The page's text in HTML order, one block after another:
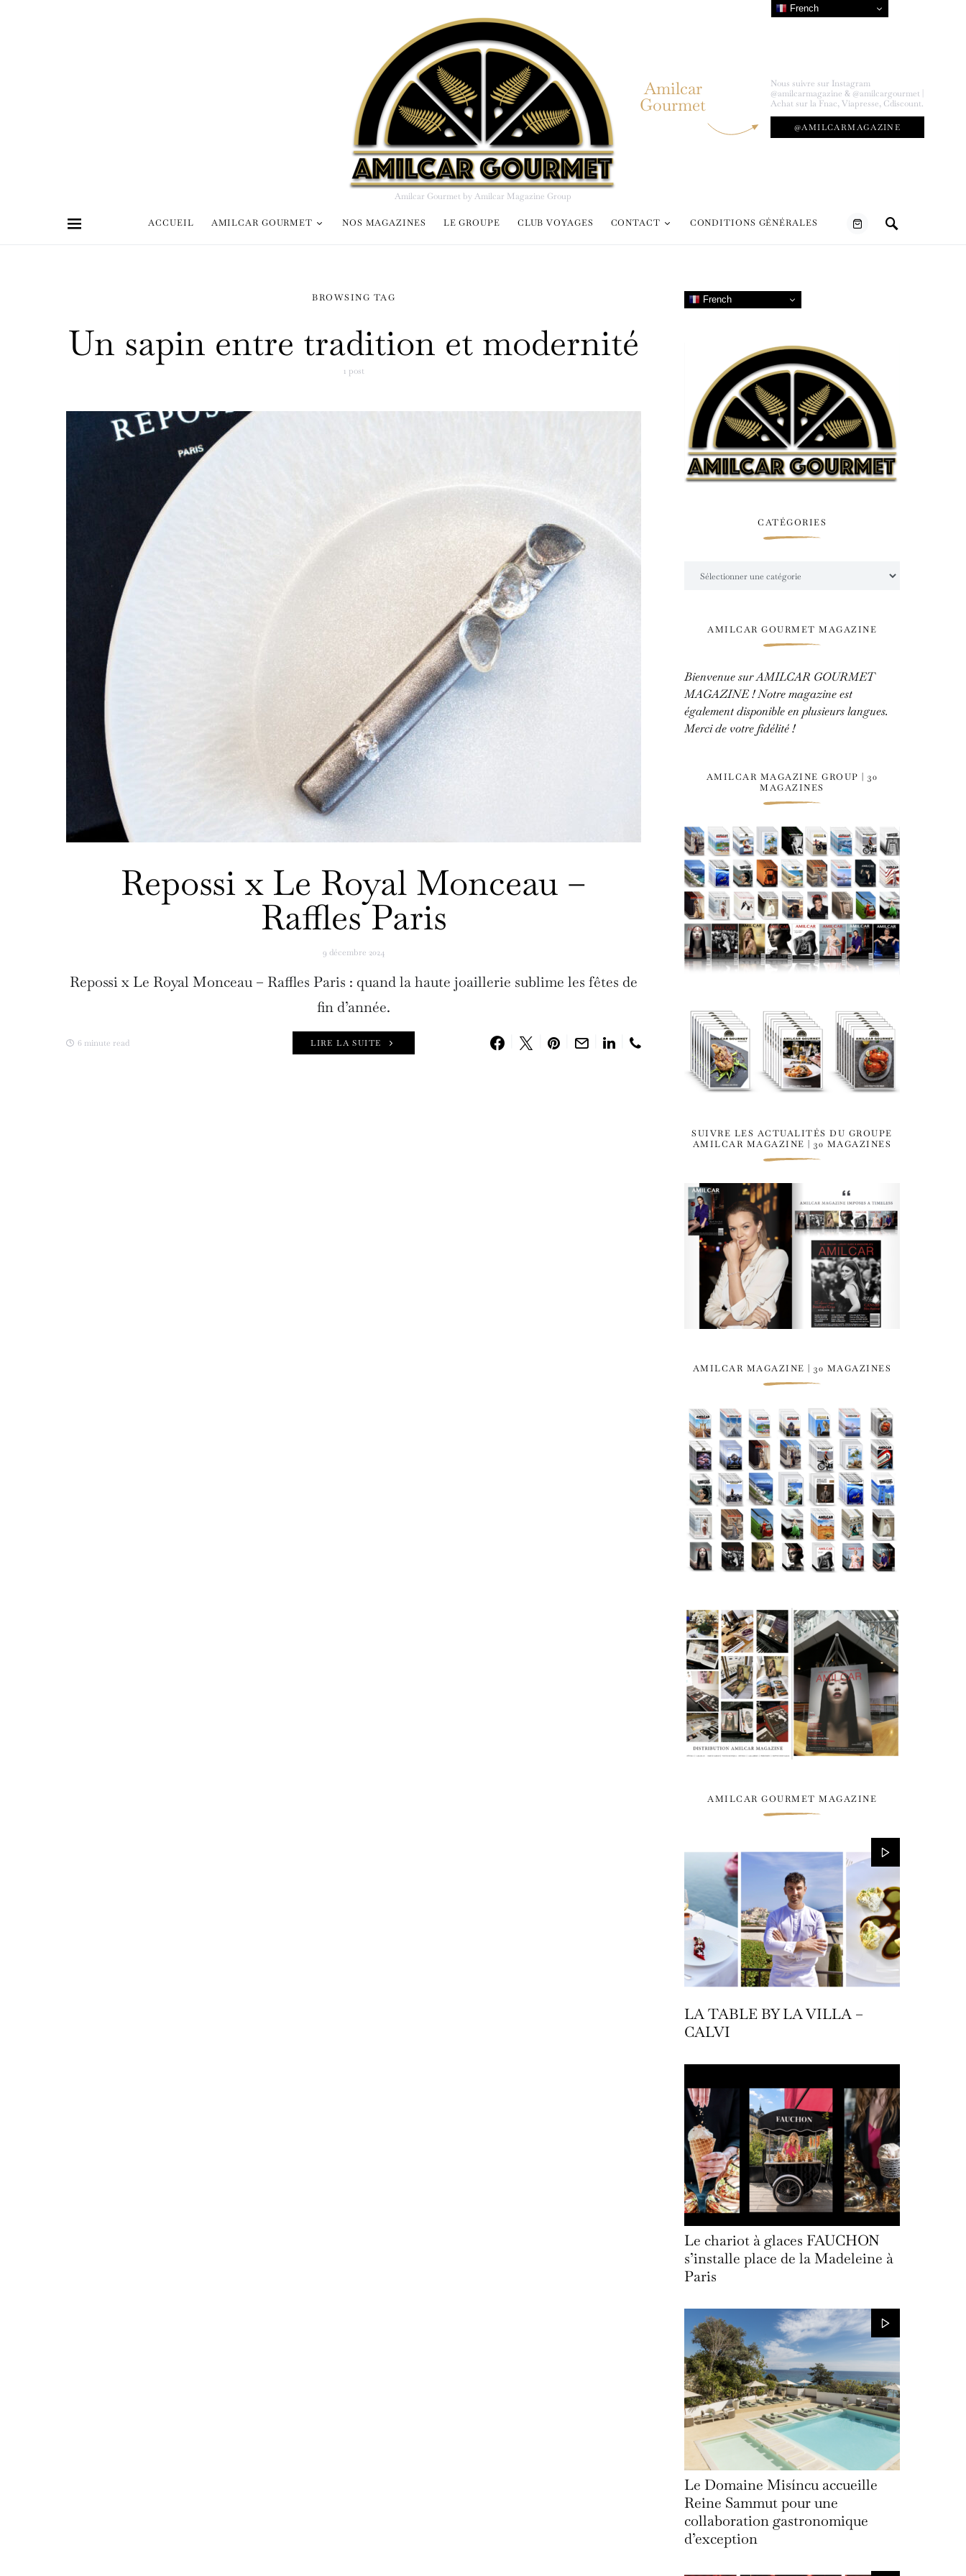
Amilcar Gourmet by Amilcar Magazine Group
Amilcar
Gourmet
Nous suivre sur Instagram
@amilcarmagazine & @amilcargourmet |
Achat sur la Fnac, Viapresse, Cdiscount.
@AMILCARMAGAZINE
ACCUEIL AMILCAR GOURMET NOS MAGAZINES LE GROUPE CLUB VOYAGES CONTACT CONDITIONS GÉNÉRALES
BROWSING TAG
Un sapin entre tradition et modernité
1 post
Repossi x Le Royal Monceau –
Raffles Paris
9 décembre 2024
Repossi x Le Royal Monceau – Raffles Paris : quand la haute joaillerie sublime les fêtes de
fin d’année.
6 minute read LIRE LA SUITE
French
CATÉGORIES
AMILCAR GOURMET MAGAZINE
Bienvenue sur AMILCAR GOURMET
MAGAZINE ! Notre magazine est
également disponible en plusieurs langues.
Merci de votre fidélité !
AMILCAR MAGAZINE GROUP | 30
MAGAZINES
SUIVRE LES ACTUALITÉS DU GROUPE
AMILCAR MAGAZINE | 30 MAGAZINES
AMILCAR MAGAZINE | 30 MAGAZINES
AMILCAR GOURMET MAGAZINE
LA TABLE BY LA VILLA –
CALVI
Le chariot à glaces FAUCHON
s’installe place de la Madeleine à
Paris
Le Domaine Misíncu accueille
Reine Sammut pour une
collaboration gastronomique
d’exception
French